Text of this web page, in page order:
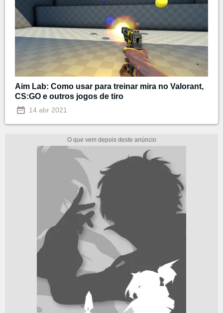
Aim Lab: Como usar para treinar mira no Valorant,
CS:GO e outros jogos de tiro
14 abr 2021